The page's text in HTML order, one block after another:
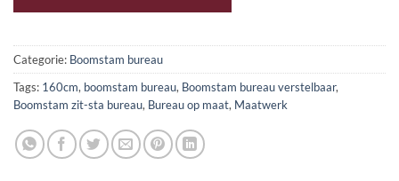
Categorie: Boomstam bureau
Tags: 160cm, boomstam bureau, Boomstam bureau verstelbaar,
Boomstam zit-sta bureau, Bureau op maat, Maatwerk